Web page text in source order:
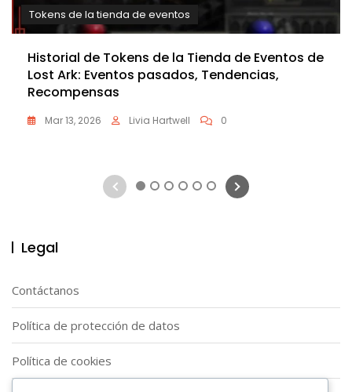
Tokens de la tienda de eventos
Historial de Tokens de la Tienda de Eventos de
Lost Ark: Eventos pasados, Tendencias,
Recompensas
Mar 13, 2026 Livia Hartwell 0
1 2 3 4 5 6
Legal
Contáctanos
Política de protección de datos
Política de cookies